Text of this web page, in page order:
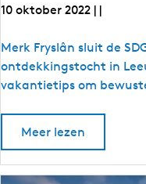
10 oktober 2022 | |
G
o
e
a
Merk Fryslân sluit de
ontdekkingstocht in
vakantietips om
Meer lezen
o
r